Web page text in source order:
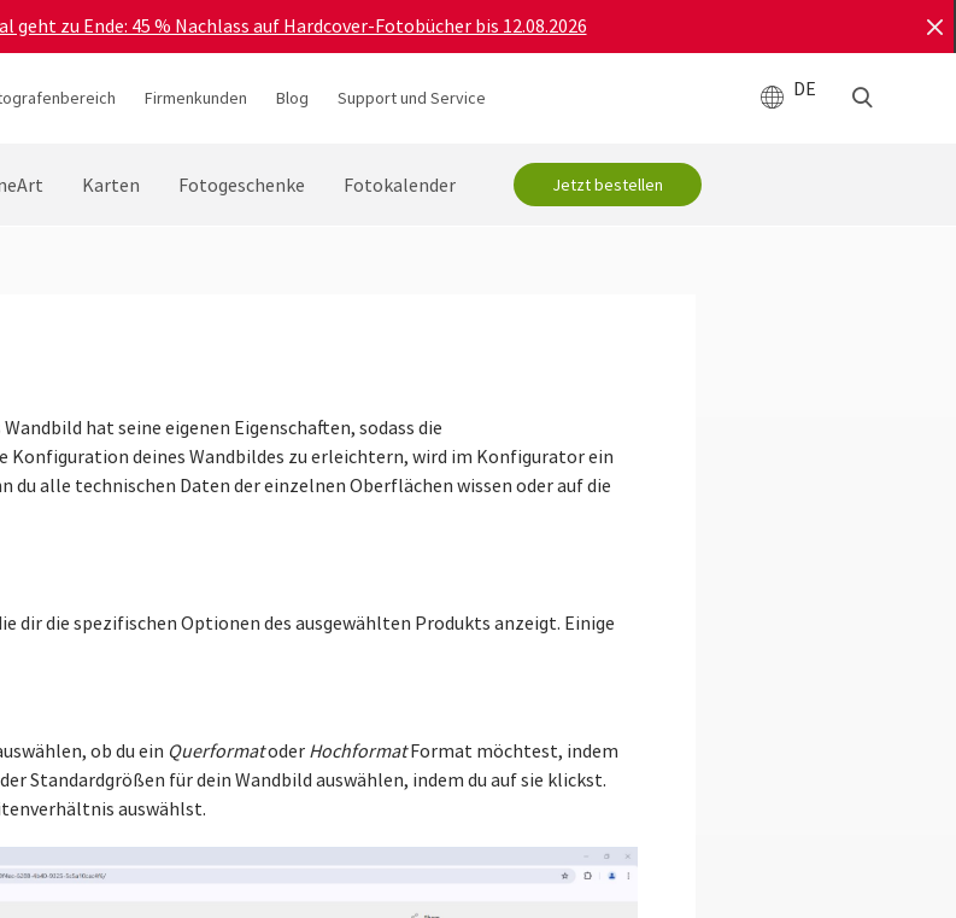
geht zu Ende: 45 % Nachlass auf Hardcover-Fotobücher bis 12.08.2026
Firmenkunden Blog Support und Service DE
Karten Fotogeschenke Fotokalender Jetzt bestellen
hat seine eigenen Eigenschaften, sodass die
deines Wandbildes zu erleichtern, wird im Konfigurator ein
du alle technischen Daten der einzelnen Oberflächen wissen oder auf die
dir die spezifischen Optionen des ausgewählten Produkts anzeigt. Einige
ob du ein Querformatoder HochformatFormat möchtest, indem
Standardgrößen für dein Wandbild auswählen, indem du auf sie klickst.
auswählst.